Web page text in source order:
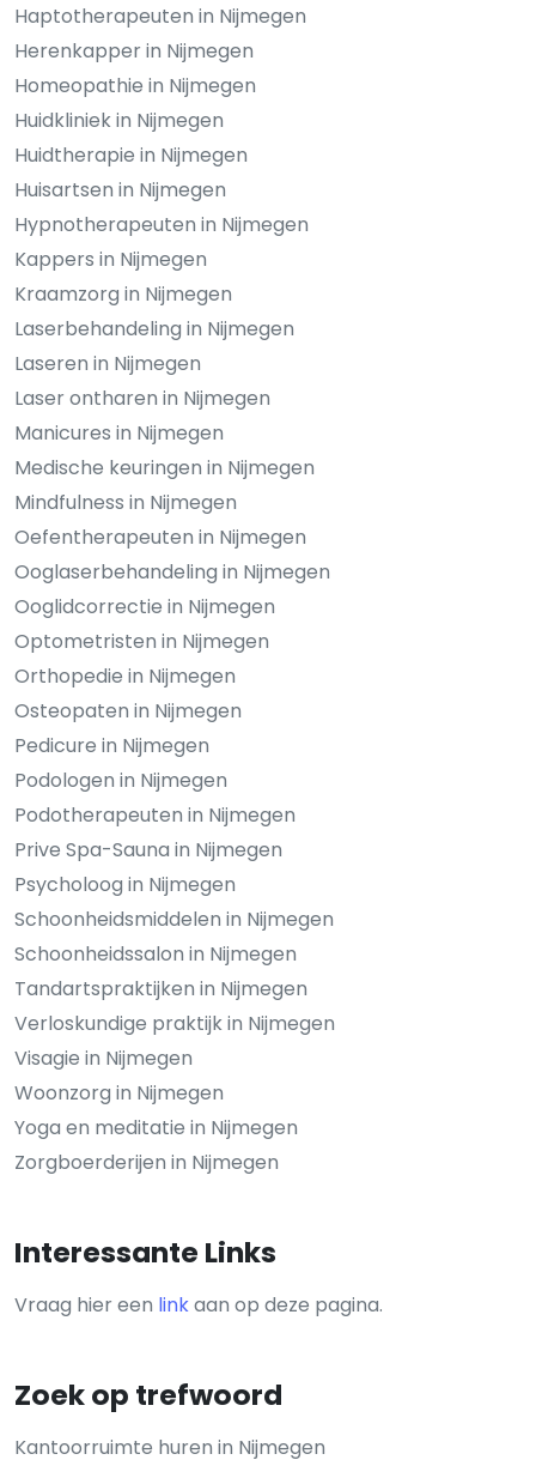
Haptotherapeuten in Nijmegen
Herenkapper in Nijmegen
Homeopathie in Nijmegen
Huidkliniek in Nijmegen
Huidtherapie in Nijmegen
Huisartsen in Nijmegen
Hypnotherapeuten in Nijmegen
Kappers in Nijmegen
Kraamzorg in Nijmegen
Laserbehandeling in Nijmegen
Laseren in Nijmegen
Laser ontharen in Nijmegen
Manicures in Nijmegen
Medische keuringen in Nijmegen
Mindfulness in Nijmegen
Oefentherapeuten in Nijmegen
Ooglaserbehandeling in Nijmegen
Ooglidcorrectie in Nijmegen
Optometristen in Nijmegen
Orthopedie in Nijmegen
Osteopaten in Nijmegen
Pedicure in Nijmegen
Podologen in Nijmegen
Podotherapeuten in Nijmegen
Prive Spa-Sauna in Nijmegen
Psycholoog in Nijmegen
Schoonheidsmiddelen in Nijmegen
Schoonheidssalon in Nijmegen
Tandartspraktijken in Nijmegen
Verloskundige praktijk in Nijmegen
Visagie in Nijmegen
Woonzorg in Nijmegen
Yoga en meditatie in Nijmegen
Zorgboerderijen in Nijmegen
Interessante Links
Vraag hier een linkaan op deze pagina.
Zoek op trefwoord
Kantoorruimte huren in Nijmegen